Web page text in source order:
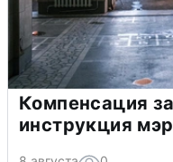
Компенсация
инструкция